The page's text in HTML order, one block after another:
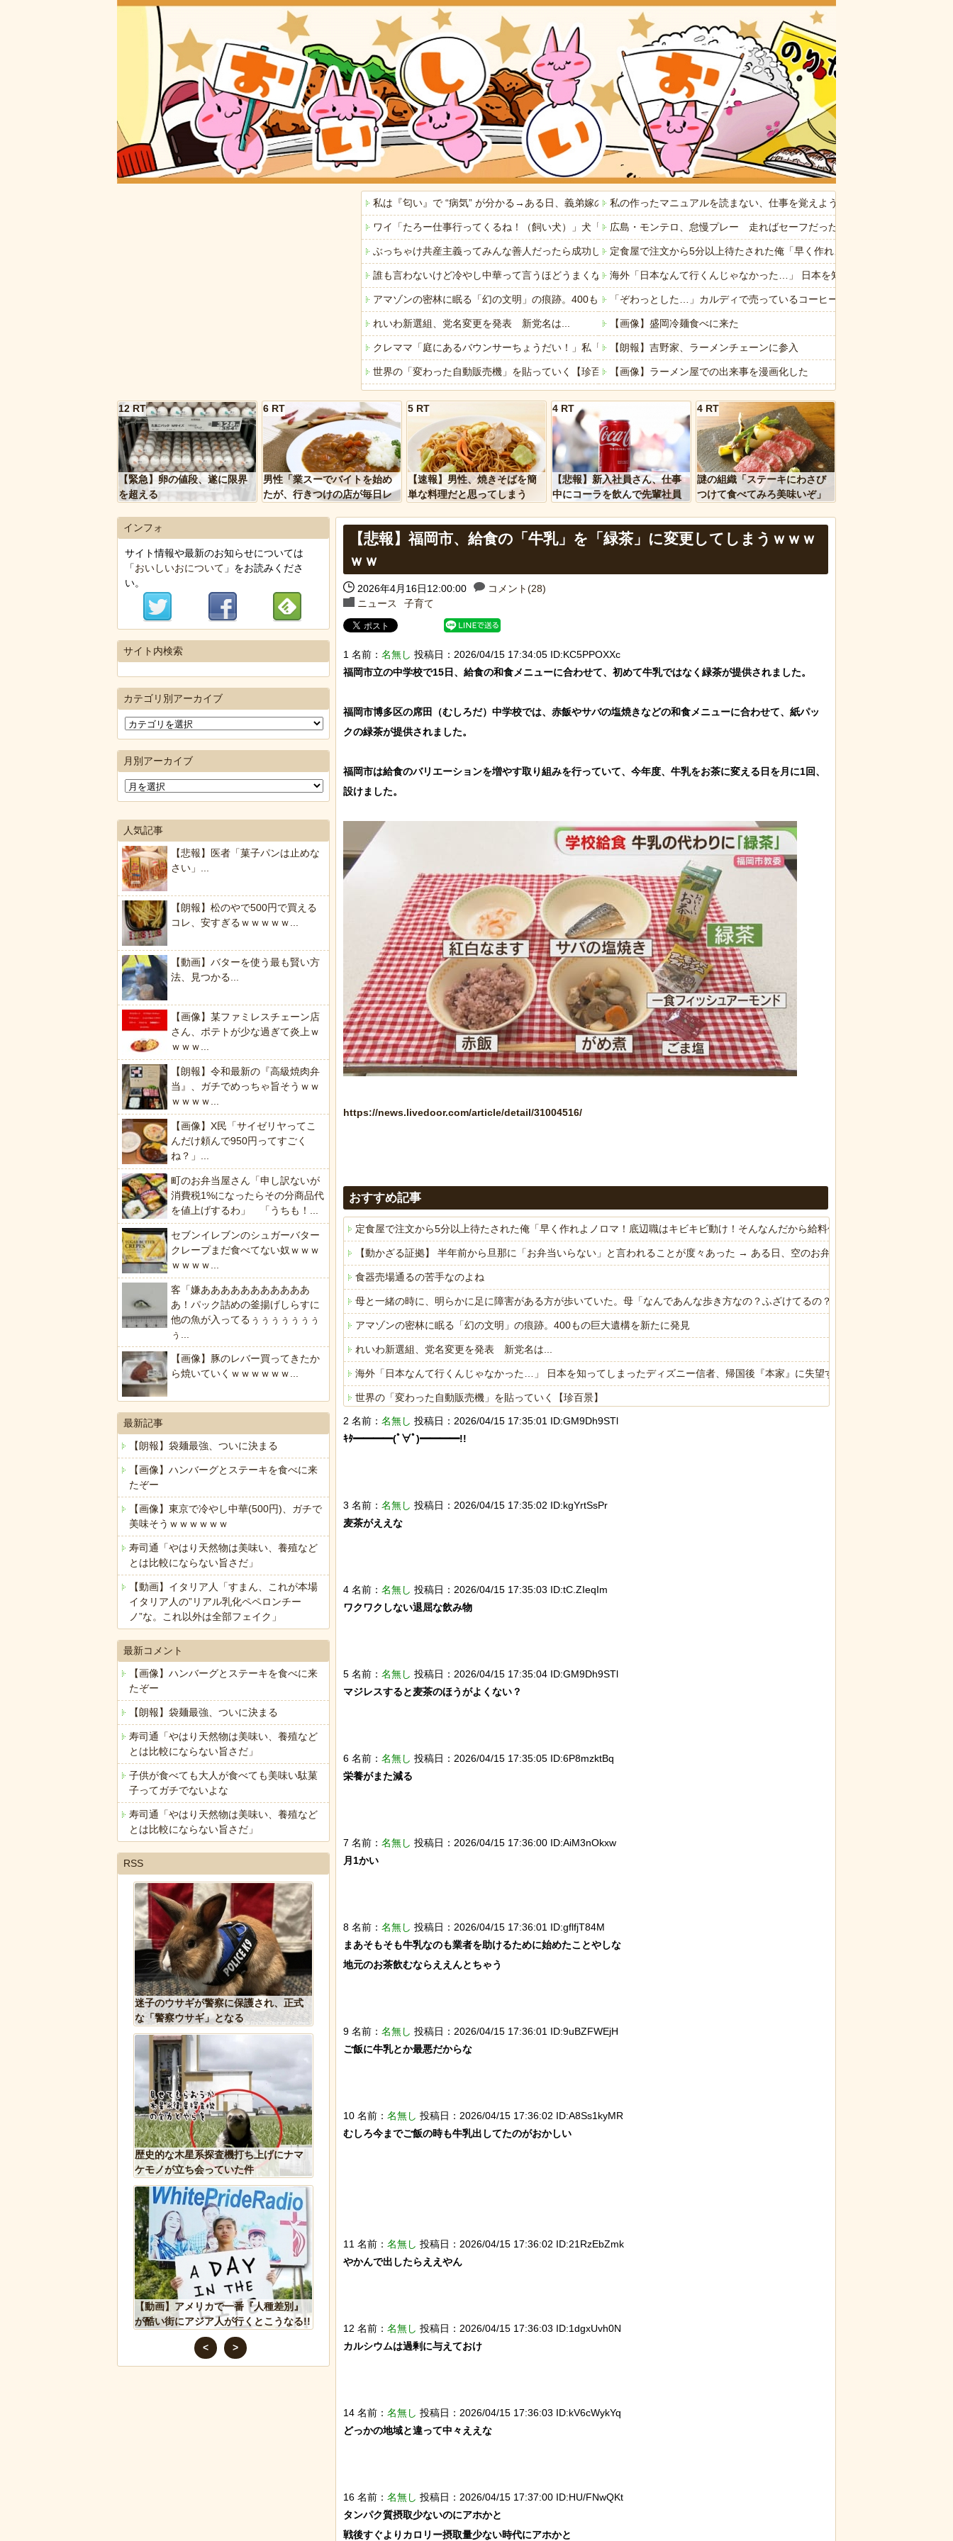
私は『匂い』で “病気” が分かる→ある日、義弟嫁の子供から「ガンの匂い」がし始めたので、夫経由で「ガンではないか」と伝
ワイ「たろー仕事行ってくるね！（飼い犬）」犬「…？（ぷい」
ぶっちゃけ共産主義ってみんな善人だったら成功してるよな
誰も言わないけど冷やし中華って言うほどうまくないよね
アマゾンの密林に眠る「幻の文明」の痕跡。400もの巨大遺構を新たに発見
れいわ新選組、党名変更を発表 新党名は...
クレママ「庭にあるバウンサーちょうだい！」私「犬が使ってるから無理です」→断った数日後、庭からまさかの物音が…
世界の「変わった自動販売機」を貼っていく【珍百景】
ハムスターの日
「アメリカのヤンキーがアジア人にケンカを売った結果ｗｗｗ」 ほか
「あなたはアメリカを愛していますか」「はい」トランプ、国防総省職員数千人をウソ発見器にかける方針
ヒーローのサバイバルアクション Siege Survivors
【中国】パトカーの前で好演技www当たり屋やお煽り運転など盛りだくさん
Powered by livedoor 相互RSS
私の作ったマニュアルを読まない、仕事を覚えようともしない、しかも私
広島・モンテロ、怠慢プレー 走ればセーフだったのにベンチへ帰ろうとし
定食屋で注文から5分以上待たされた俺「早く作れよノロマ！底辺職はキ
海外「日本なんて行くんじゃなかった…」 日本を知ってしまったディズニ
「ぞわっとした…」カルディで売っているコーヒーのパッケージが“一瞬怖
【画像】盛岡冷麺食べに来た
【朗報】吉野家、ラーメンチェーンに参入
【画像】ラーメン屋での出来事を漫画化した
「なんでやねん」「知らんけど」･･･ニセ方言は8〜9割が関西弁 使う理由は
車とかバイクのガラスコーティングってやっぱり時間経過で剥がれるの？
みいちゃんと山田さん「主人公がぽっと出のモブに殺されて終わります」←
【悲報】味噌ラーメンで行列、出来ない
12 RT
【緊急】卵の値段、遂に限界
を超える
6 RT
男性「業スーでバイトを始め
たが、行きつけの店が毎日レ
5 RT
【速報】男性、焼きそばを簡
単な料理だと思ってしまう
4 RT
【悲報】新入社員さん、仕事
中にコーラを飲んで先輩社員
4 RT
謎の組織「ステーキにわさび
つけて食べてみろ美味いぞ」
【悲報】福岡市、給食の「牛乳」を「緑茶」に変更してしまうｗｗｗ
ｗｗ
2026年4月16日12:00:00
コメント(28)
ニュース
子育て
1 名前： 名無し 投稿日：2026/04/15 17:34:05 ID:KC5PPOXXc
福岡市立の中学校で15日、給食の和食メニューに合わせて、初めて牛乳ではなく緑茶が提供されました。
福岡市博多区の席田（むしろだ）中学校では、赤飯やサバの塩焼きなどの和食メニューに合わせて、紙パッ
クの緑茶が提供されました。
福岡市は給食のバリエーションを増やす取り組みを行っていて、今年度、牛乳をお茶に変える日を月に1回、
設けました。
https://news.livedoor.com/article/detail/31004516/
おすすめ記事
定食屋で注文から5分以上待たされた俺「早く作れよノロマ！底辺職はキビキビ動け！そんなんだから給料低いんだろうな！」→ す
【動かざる証拠】 半年前から旦那に「お弁当いらない」と言われることが度々あった → ある日、空のお弁当箱を取る為に旦那の鞄
食器売場通るの苦手なのよね
母と一緒の時に、明らかに足に障害がある方が歩いていた。母「なんであんな歩き方なの？ふざけてるの？」
アマゾンの密林に眠る「幻の文明」の痕跡。400もの巨大遺構を新たに発見
れいわ新選組、党名変更を発表 新党名は...
海外「日本なんて行くんじゃなかった…」 日本を知ってしまったディズニー信者、帰国後『本家』に失望する事態に
世界の「変わった自動販売機」を貼っていく【珍百景】
海外「日本なんて行くんじゃなかった…」 日本を知ってしまったディズニー信者、帰国後『本家』に失望する事態に
ヒーローのサバイバルアクション Siege Survivors
Powered by livedoor 相互RSS
2 名前： 名無し 投稿日：2026/04/15 17:35:01 ID:GM9Dh9STl
ｷﾀ━━━━(ﾟ∀ﾟ)━━━━!!
3 名前： 名無し 投稿日：2026/04/15 17:35:02 ID:kgYrtSsPr
麦茶がええな
4 名前： 名無し 投稿日：2026/04/15 17:35:03 ID:tC.ZIeqIm
ワクワクしない退屈な飲み物
5 名前： 名無し 投稿日：2026/04/15 17:35:04 ID:GM9Dh9STl
マジレスすると麦茶のほうがよくない？
6 名前： 名無し 投稿日：2026/04/15 17:35:05 ID:6P8mzktBq
栄養がまた減る
7 名前： 名無し 投稿日：2026/04/15 17:36:00 ID:AiM3nOkxw
月1かい
8 名前： 名無し 投稿日：2026/04/15 17:36:01 ID:gflfjT84M
まあそもそも牛乳なのも業者を助けるために始めたことやしな
地元のお茶飲むならええんとちゃう
9 名前： 名無し 投稿日：2026/04/15 17:36:01 ID:9uBZFWEjH
ご飯に牛乳とか最悪だからな
10 名前： 名無し 投稿日：2026/04/15 17:36:02 ID:A8Ss1kyMR
むしろ今までご飯の時も牛乳出してたのがおかしい
11 名前： 名無し 投稿日：2026/04/15 17:36:02 ID:21RzEbZmk
やかんで出したらええやん
12 名前： 名無し 投稿日：2026/04/15 17:36:03 ID:1dgxUvh0N
カルシウムは過剰に与えておけ
14 名前： 名無し 投稿日：2026/04/15 17:36:03 ID:kV6cWykYq
どっかの地域と違って中々ええな
16 名前： 名無し 投稿日：2026/04/15 17:37:00 ID:HU/FNwQKt
タンパク質摂取少ないのにアホかと
戦後すぐよりカロリー摂取量少ない時代にアホかと
インフォ
サイト情報や最新のお知らせについては
「おいしいおについて 」をお読みくださ
い。
サイト内検索
カテゴリ別アーカイブ
月別アーカイブ
人気記事
【悲報】医者「菓子パンは止めな
さい」...
【朗報】松のやで500円で買える
コレ、安すぎるｗｗｗｗｗ...
【動画】バターを使う最も賢い方
法、見つかる...
【画像】某ファミレスチェーン店
さん、ポテトが少な過ぎて炎上ｗ
ｗｗｗ...
【朗報】令和最新の『高級焼肉弁
当』、ガチでめっちゃ旨そうｗｗ
ｗｗｗｗ...
【画像】X民「サイゼリヤってこ
んだけ頼んで950円ってすごく
ね？」...
町のお弁当屋さん「申し訳ないが
消費税1%になったらその分商品代
を値上げするわ」 「うちも！...
セブンイレブンのシュガーバター
クレープまだ食べてない奴ｗｗｗ
ｗｗｗｗ...
客「嫌あああああああああああ
あ！パック詰めの釜揚げしらすに
他の魚が入ってるぅぅぅぅぅぅぅ
ぅ...
【画像】豚のレバー買ってきたか
ら焼いていくｗｗｗｗｗｗ...
最新記事
【朗報】袋麺最強、ついに決まる
【画像】ハンバーグとステーキを食べに来
たぞー
【画像】東京で冷やし中華(500円)、ガチで
美味そうｗｗｗｗｗｗ
寿司通「やはり天然物は美味い、養殖など
とは比較にならない旨さだ」
【動画】イタリア人「すまん、これが本場
イタリア人の”リアル乳化ペペロンチー
ノ”な。これ以外は全部フェイク」
最新コメント
【画像】ハンバーグとステーキを食べに来
たぞー
【朗報】袋麺最強、ついに決まる
寿司通「やはり天然物は美味い、養殖など
とは比較にならない旨さだ」
子供が食べても大人が食べても美味い駄菓
子ってガチでないよな
寿司通「やはり天然物は美味い、養殖など
とは比較にならない旨さだ」
RSS
迷子のウサギが警察に保護され、正式
な「警察ウサギ」となる
歴史的な木星系探査機打ち上げにナマ
ケモノが立ち会っていた件
【動画】アメリカで一番『人種差別』
が酷い街にアジア人が行くとこうなる!!
ぷのポスター貼ってく
< >